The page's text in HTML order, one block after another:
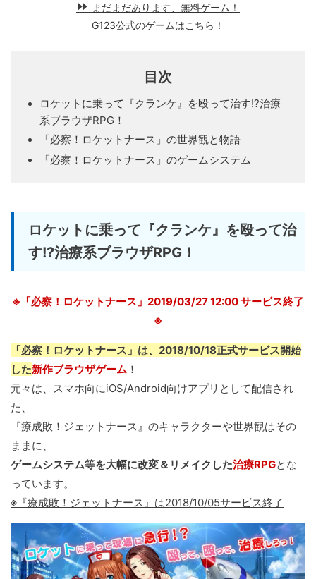
まだまだあります、無料ゲーム！
G123公式のゲームはこちら！
目次
ロケットに乗って『クランケ』を殴って治す!?治療
系ブラウザRPG！
「必察！ロケットナース」の世界観と物語
「必察！ロケットナース」のゲームシステム
ロケットに乗って『クランケ』を殴って治
す!?治療系ブラウザRPG！
※「必察！ロケットナース」2019/03/27 12:00 サービス終了
※
「必察！ロケットナース」は、2018/10/18正式サービス開始
した新作ブラウザゲーム ！
元々は、スマホ向にiOS/Android向けアプリとして配信され
た、
『療成敗！ジェットナース』のキャラクターや世界観はその
ままに、
ゲームシステム等を大幅に改変＆リメイクした治療RPGとな
っています。
※『療成敗！ジェットナース』は2018/10/05サービス終了